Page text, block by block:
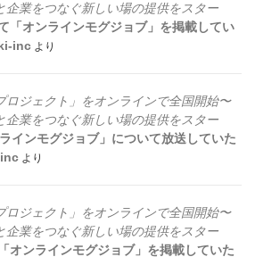
企業をつなぐ新しい場の提供をスター
「オンラインモグジョブ」を掲載してい
inc より
ロジェクト」をオンラインで全国開始〜
企業をつなぐ新しい場の提供をスター
インモグジョブ」について放送していた
より
ロジェクト」をオンラインで全国開始〜
企業をつなぐ新しい場の提供をスター
オンラインモグジョブ」を掲載していた